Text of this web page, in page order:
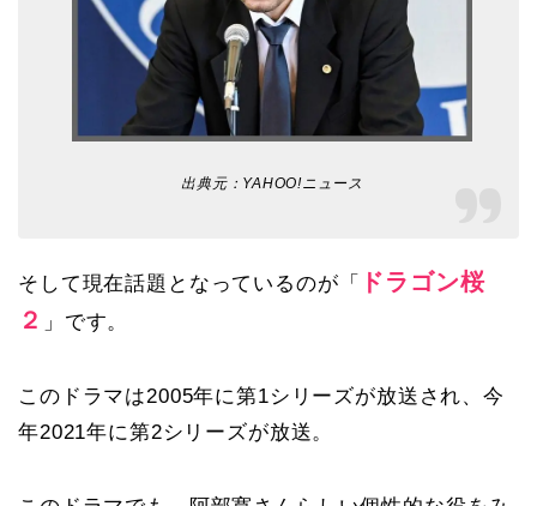
出典元： YAHOO!ニュース
そして現在話題となっているのが「
ドラゴン桜
２ 」です。
このドラマは2005年に第1シリーズが放送され、今
年2021年に第2シリーズが放送。